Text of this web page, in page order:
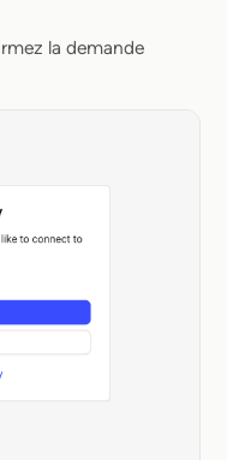
la demande